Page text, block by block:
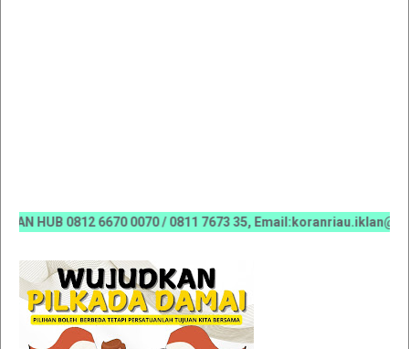
HUB 0812 6670 0070 / 0811 7673 35,